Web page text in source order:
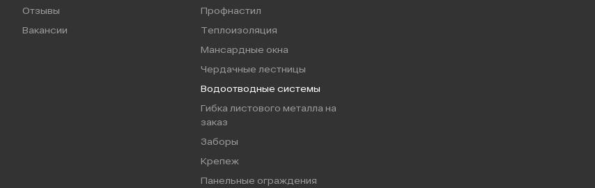
Отзывы
Вакансии
Профнастил
Теплоизоляция
Мансардные окна
Чердачные лестницы
Водоотводные системы
Гибка листового металла на
заказ
Заборы
Крепеж
Панельные ограждения